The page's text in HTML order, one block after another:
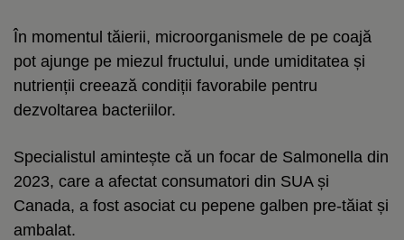
În momentul tăierii, microorganismele de pe coajă
pot ajunge pe miezul fructului, unde umiditatea și
nutrienții creează condiții favorabile pentru
dezvoltarea bacteriilor.
Specialistul amintește că un focar de Salmonella din
2023, care a afectat consumatori din SUA și
Canada, a fost asociat cu pepene galben pre-tăiat și
ambalat.